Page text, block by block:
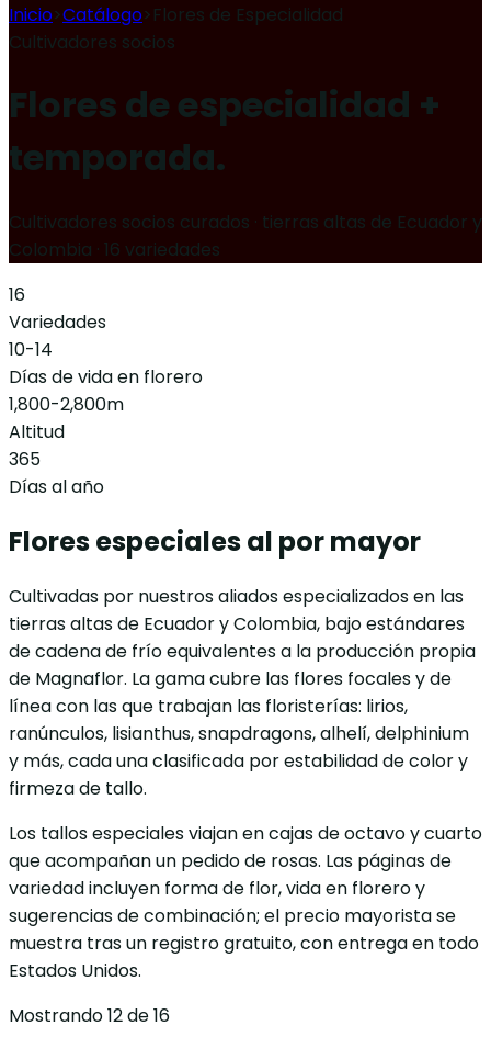
Inicio>Catálogo>Flores de Especialidad
Cultivadores socios
Flores de especialidad +
temporada.
Cultivadores socios curados · tierras altas de Ecuador y
Colombia · 16 variedades
16
Variedades
10-14
Días de vida en florero
1,800-2,800m
Altitud
365
Días al año
Flores especiales al por mayor
Cultivadas por nuestros aliados especializados en las
tierras altas de Ecuador y Colombia, bajo estándares
de cadena de frío equivalentes a la producción propia
de Magnaflor. La gama cubre las flores focales y de
línea con las que trabajan las floristerías: lirios,
ranúnculos, lisianthus, snapdragons, alhelí, delphinium
y más, cada una clasificada por estabilidad de color y
firmeza de tallo.
Los tallos especiales viajan en cajas de octavo y cuarto
que acompañan un pedido de rosas. Las páginas de
variedad incluyen forma de flor, vida en florero y
sugerencias de combinación; el precio mayorista se
muestra tras un registro gratuito, con entrega en todo
Estados Unidos.
Mostrando 12 de 16